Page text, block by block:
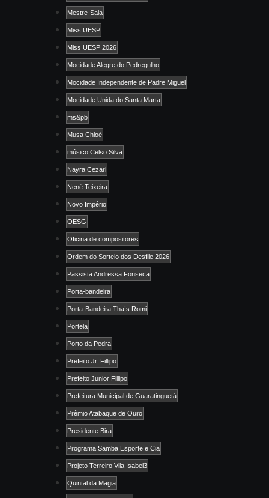
Mestre-Sala
Miss UESP
Miss UESP 2026
Mocidade Alegre do Pedregulho
Mocidade Independente de Padre Miguel
Mocidade Unida do Santa Marta
ms&pb
Musa Chloé
músico Celso Silva
Nayra Cezari
Nenê Teixeira
Novo Império
OESG
Oficina de compositores
Ordem do Sorteio dos Desfile 2026
Passista Andressa Fonseca
Porta-bandeira
Porta-Bandeira Thaís Romi
Portela
Porto da Pedra
Prefeito Jr. Fillipo
Prefeito Junior Fillipo
Prefeitura Municipal de Guaratinguetá
Prêmio Atabaque de Ouro
Presidente Bira
Programa Samba Esporte e Cia
Projeto Terreiro Vila Isabel3
Quintal da Magia